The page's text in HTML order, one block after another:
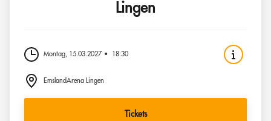
Lingen
Montag, 15.03.2027 18:30
EmslandArena Lingen
Tickets